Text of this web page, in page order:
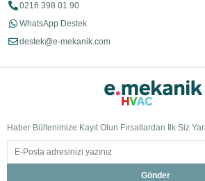
0216 398 01 90
WhatsApp Destek
destek@e-mekanik.com
Haber Bültenimize Kayıt Olun Fırsatlardan İlk Siz
Gönder